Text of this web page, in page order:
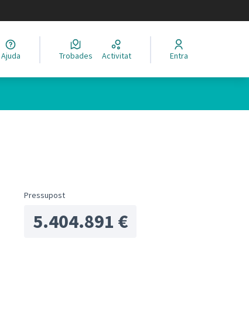
el idioma
Ajuda Trobades Activitat Entra
de recursos
Pressupost
5.404.891 €